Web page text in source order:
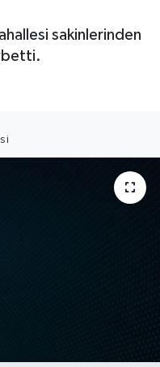
sakinlerinden
Haritası
Fikstür